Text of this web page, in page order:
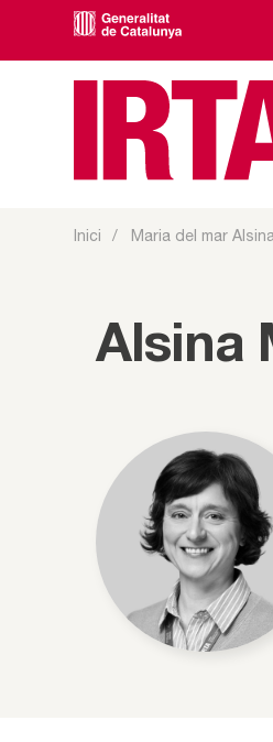
Inici Maria del mar
Alsina